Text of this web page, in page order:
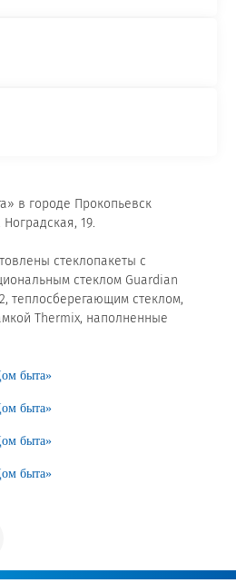
для розничных
документация
в городе Прокопьевск
19.
стеклопакеты с
стеклом Guardian
теплосберегающим стеклом,
Thermix, наполненные